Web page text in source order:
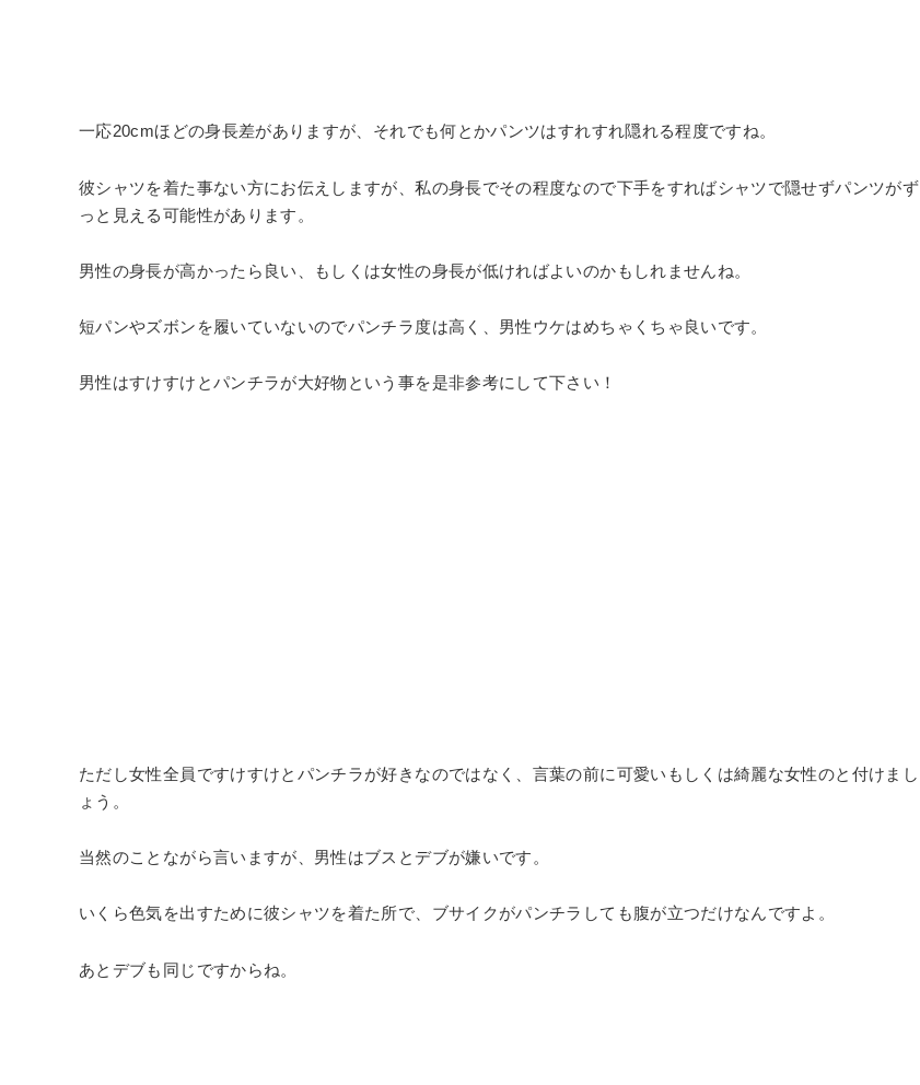
一応20cmほどの身長差がありますが、それでも何とかパンツはすれすれ隠れる程度ですね。
彼シャツを着た事ない方にお伝えしますが、私の身長でその程度なので下手をすればシャツで隠せずパンツがず
っと見える可能性があります。
男性の身長が高かったら良い、もしくは女性の身長が低ければよいのかもしれませんね。
短パンやズボンを履いていないのでパンチラ度は高く、男性ウケはめちゃくちゃ良いです。
男性はすけすけとパンチラが大好物という事を是非参考にして下さい！
ただし女性全員ですけすけとパンチラが好きなのではなく、言葉の前に可愛いもしくは綺麗な女性のと付けまし
ょう。
当然のことながら言いますが、男性はブスとデブが嫌いです。
いくら色気を出すために彼シャツを着た所で、ブサイクがパンチラしても腹が立つだけなんですよ。
あとデブも同じですからね。